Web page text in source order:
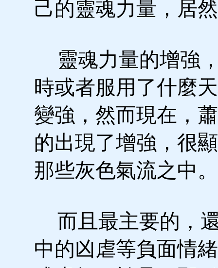
己的靈魂力量，居
靈魂力量的增強
時或者服用了什麼
變強，然而現在，
的出現了增強，很
那些灰色氣流之中。
而且最主要的，
中的凶虐等負面情